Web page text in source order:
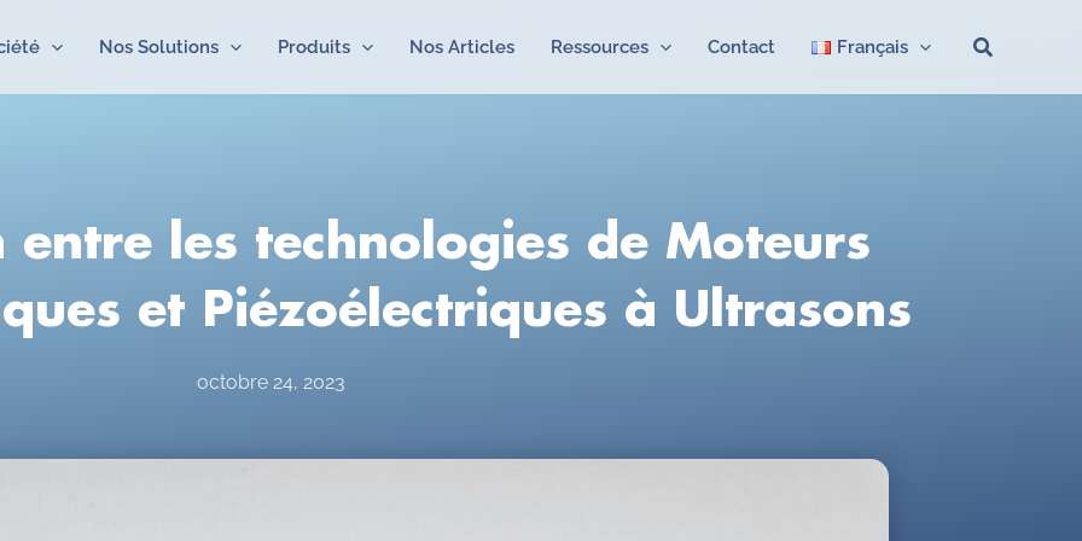
Nos Solutions Produits Nos Articles Ressources Contact Français
entre les technologies de Moteurs
et Piézoélectriques à Ultrasons
octobre 24, 2023